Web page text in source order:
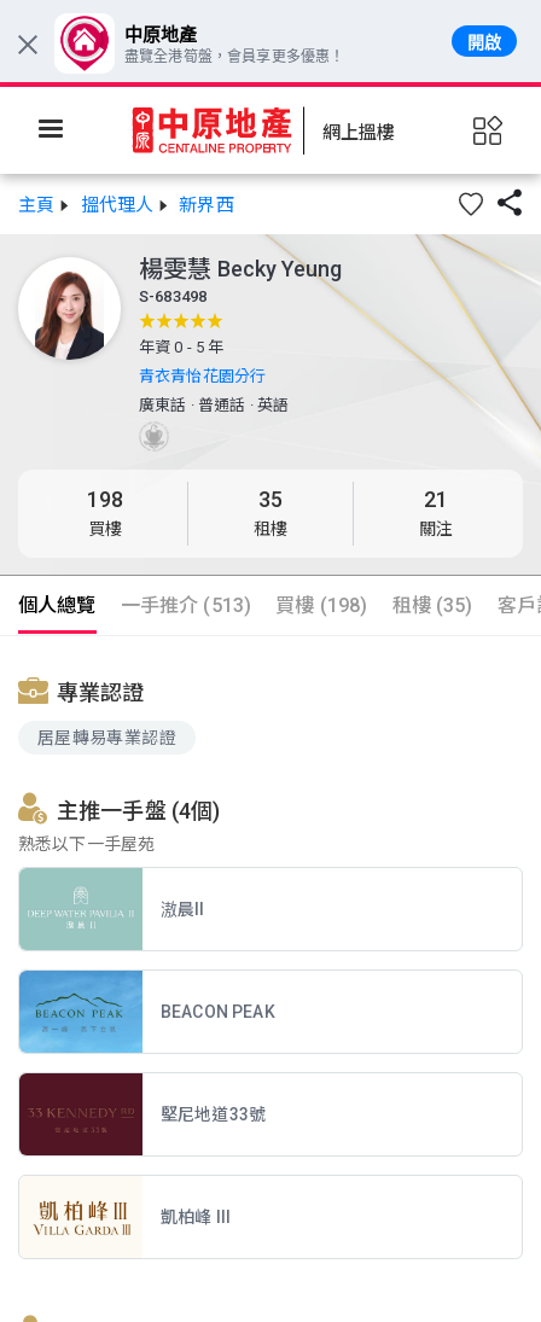
網上搵樓
主頁 搵代理人 新界西 
楊雯慧 Becky Yeung
S-683498
年資 0 - 5 年
青衣青怡花園分行
廣東話 ·普通話 ·英語
198
買樓
35
租樓
21
關注
個人總覽 一手推介 (513) 買樓 (198) 租樓 (35) 客
專業認證
居屋轉易專業認證
主推一手盤 (4個)
熟悉以下一手屋苑
滶晨II
BEACON PEAK
堅尼地道33號
凱柏峰 III
× 中原地產
盡覽全港筍盤，會員享更多優惠！
開啟